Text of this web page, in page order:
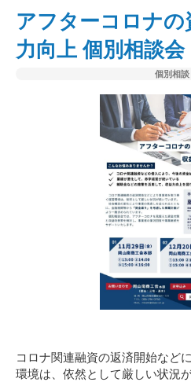
アフターコロナの
力向上 個別相談会
個別相談
コロナ関連融資の返済開始など
環境は、依然として厳しい状況